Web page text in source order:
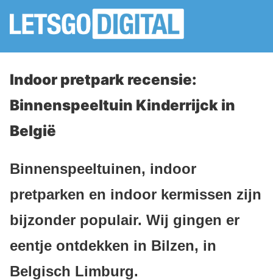
Indoor pretpark recensie:
Binnenspeeltuin Kinderrijck in
België
Binnenspeeltuinen, indoor
pretparken en indoor kermissen zijn
bijzonder populair. Wij gingen er
eentje ontdekken in Bilzen, in
Belgisch Limburg.